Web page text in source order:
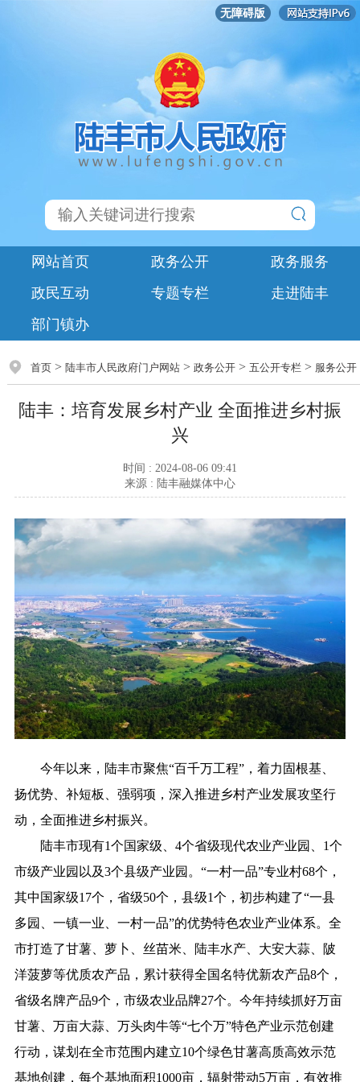
无障碍版
网站首页 政务公开
政务服务
政民互动
专题专栏
走进陆丰
部门镇办
首页> 陆丰市人民政府门户网站> 政务公开> 五公开专栏> 服务公开
陆丰：培育发展乡村产业 全面推进乡村振
兴
时间 : 2024-08-06 09:41
来源 : 陆丰融媒体中心
今年以来，陆丰市聚焦“百千万工程”，着力固根基、
扬优势、补短板、强弱项，深入推进乡村产业发展攻坚行
动，全面推进乡村振兴。
陆丰市现有1个国家级、4个省级现代农业产业园、1个
市级产业园以及3个县级产业园。“一村一品”专业村68个，
其中国家级17个，省级50个，县级1个，初步构建了“一县
多园、一镇一业、一村一品”的优势特色农业产业体系。全
市打造了甘薯、萝卜、丝苗米、陆丰水产、大安大蒜、陂
洋菠萝等优质农产品，累计获得全国名特优新农产品8个，
省级名牌产品9个，市级农业品牌27个。今年持续抓好万亩
甘薯、万亩大蒜、万头肉牛等“七个万”特色产业示范创建
行动，谋划在全市范围内建立10个绿色甘薯高质高效示范
基地创建，每个基地面积1000亩，辐射带动5万亩，有效推